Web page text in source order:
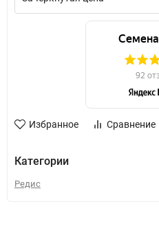
Избранное Сравнение
Категории
Редис